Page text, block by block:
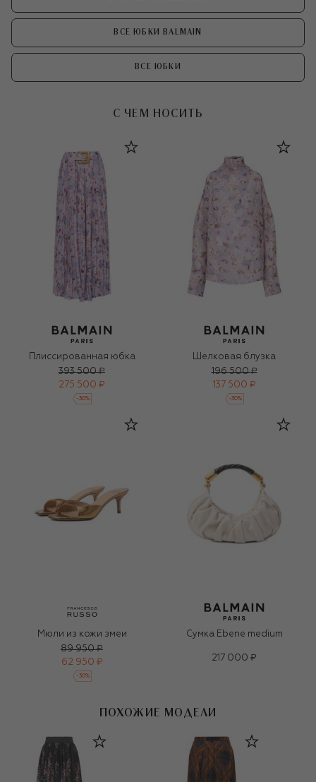
ВСЕ ЮБКИ BALMAIN
ВСЕ ЮБКИ
С ЧЕМ НОСИТЬ
Плиссированная юбка
393 500 ₽
275 500 ₽
-30%
Шелковая блузка
196 500 ₽
137 500 ₽
-30%
Мюли из кожи змеи
89 950 ₽
62 950 ₽
-30%
Сумка Ebene medium
217 000 ₽
ПОХОЖИЕ МОДЕЛИ